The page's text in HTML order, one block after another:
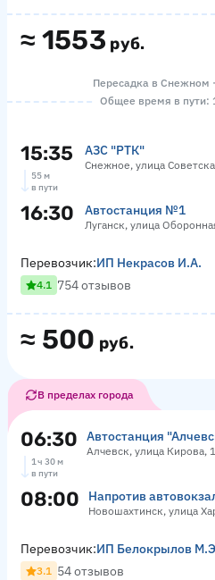
≈ 1553 руб.
Пересадка в Снежном
Общее время в пути:
15:35 АЗС "РТК"
Снежное, улица
55 м
в пути
16:30 Автостанция №1
Луганск, улица
≈ 500 руб.
Перевозчик:ИП Некрасов И.А.
4.1 754 отзывов
В пределах города
06:30 Автостанция
Алчевск, улица Кирова,
1 ч 30 м
в пути
08:00 Напротив
Новошахтинск, улица
Перевозчик:ИП Белокрылов
3.1 54 отзывов